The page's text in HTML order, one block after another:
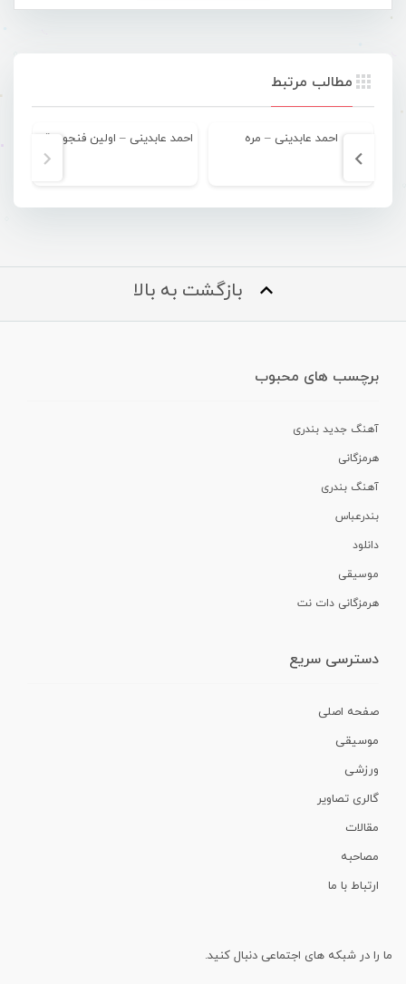
مطالب مرتبط
احمد عابدینی – مره
بازگشت به بالا
برچسب های محبوب
آهنگ جدید بندری
هرمزگانی
آهنگ بندری
بندرعباس
دانلود
موسیقی
هرمزگانی دات نت
دسترسی سریع
صفحه اصلی
موسیقی
ورزشی
گالری تصاویر
مقالات
مصاحبه
ارتباط با ما
ما را در شبکه های اجتماعی دنبال کنید.